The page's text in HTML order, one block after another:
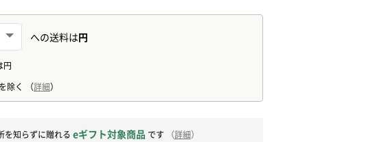
を知らずに贈れる eギフト対象商品 です （詳細）